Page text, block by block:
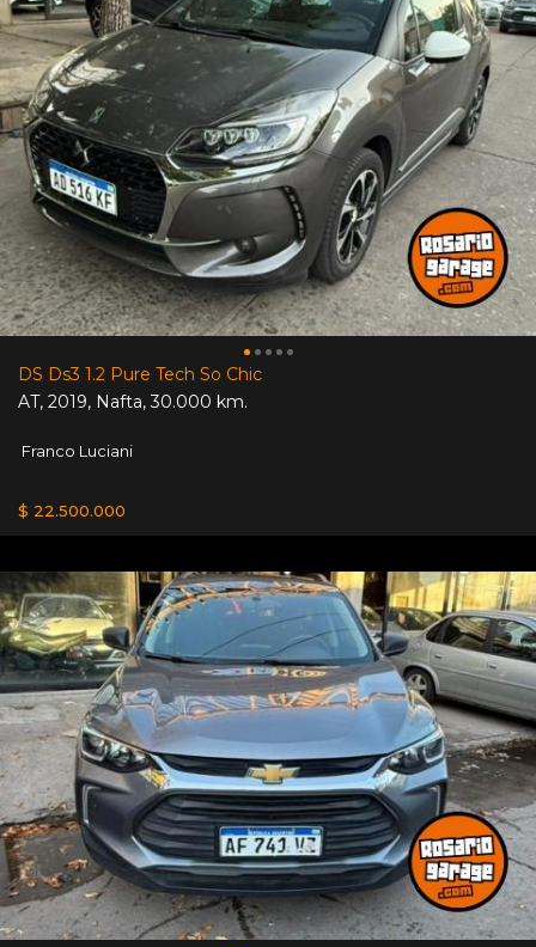
DS Ds3 1.2 Pure Tech So Chic
AT, 2019, Nafta,30.000 km.
Franco Luciani
$ 22.500.000